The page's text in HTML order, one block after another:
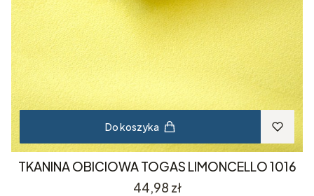
Do koszyka
TKANINA OBICIOWA TOGAS LIMONCELLO 1016
Cena
44,98 zł